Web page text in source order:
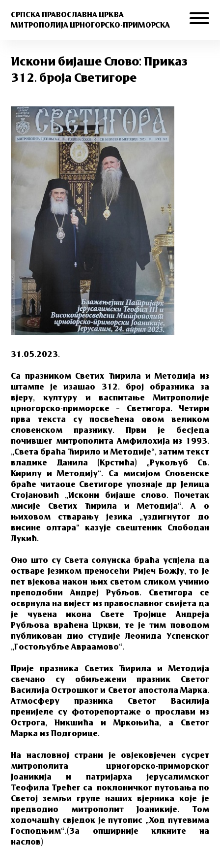
СРПСКА ПРАВОСЛАВНА ЦРКВА
МИТРОПОЛИЈА ЦРНОГОРСКО-ПРИМОРСКА
Искони бијаше Слово: Приказ
312. броја Светигоре
31.05.2023.
Са празником Светих Ћирила и Методија из
штампе је изашао 312. број образника за
вјеру, културу и васпитање Митрополије
црногорско-приморске – Светигора. Четири
прва текста су посвећена овом великом
словенском празнику. Први је бесједа
почившег митрополита Амфилохија из 1993.
„Света браћа Ћирило и Методије“, затим текст
владике Данила (Крстића) „Рукољуб Св.
Кирилу и Методију“. Са мисијом Словенске
браће читаоце Светигоре упознаје др Јелица
Стојановић „Искони бијаше слово. Почетак
мисије Светих Ћирила и Методија“. А о
њиховом стварању језика „уздигнутог до
висине олтара“ казује свештеник Слободан
Лукић.
Оно што су Света солунска браћа успјела да
остваре језиком преносећи Ријеч Божју, то је
пет вјекова након њих светом сликом учинио
преподобни Андреј Рубљов. Светигора се
осврнула на вијест из православног свијета да
је чувена икона Свете Тројице Андреја
Рубљова враћена Цркви, те је тим поводом
публикован дио студије Леонида Успенског
„Гостољубље Авраамово“.
Прије празника Светих Ћирила и Методија
свечано су обиљежени празник Светог
Василија Острошког и Светог апостола Марка.
Атмосферу празника Светог Василија
пренијеле су фоторепортаже о прослави из
Острога, Никшића и Мркоњића, а Светог
Марка из Подгорице.
На насловној страни је овјековјечен сусрет
митрополита црногорско-приморског
Јоаникија и патријарха јерусалимског
Теофила Трећег са поклоничког путовања по
Светој земљи групе наших вјерника које је
предводио митрополит Јоаникије. Том
ходочашћу свједок је путопис „Ход путевима
Господњим“.(За опширније клкните на
наслов)